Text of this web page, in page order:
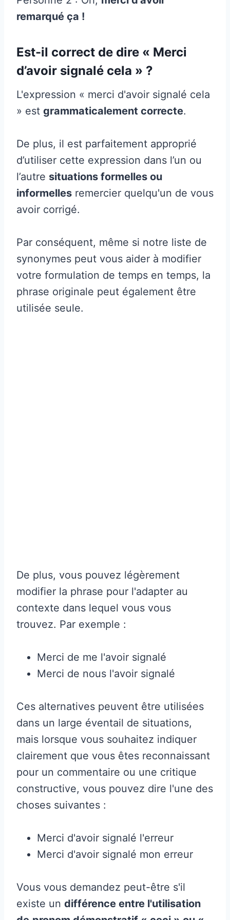
remarqué ça !
Est-il correct de dire « Merci
d’avoir signalé cela » ?
L'expression « merci d'avoir signalé cela
» est grammaticalement correcte.
De plus, il est parfaitement approprié
d’utiliser cette expression dans l’un ou
l’autre situations formelles ou
informelles remercier quelqu'un de vous
avoir corrigé.
Par conséquent, même si notre liste de
synonymes peut vous aider à modifier
votre formulation de temps en temps, la
phrase originale peut également être
utilisée seule.
De plus, vous pouvez légèrement
modifier la phrase pour l'adapter au
contexte dans lequel vous vous
trouvez. Par exemple :
Merci de me l'avoir signalé
Merci de nous l'avoir signalé
Ces alternatives peuvent être utilisées
dans un large éventail de situations,
mais lorsque vous souhaitez indiquer
clairement que vous êtes reconnaissant
pour un commentaire ou une critique
constructive, vous pouvez dire l'une des
choses suivantes :
Merci d'avoir signalé l'erreur
Merci d'avoir signalé mon erreur
Vous vous demandez peut-être s'il
existe un différence entre l'utilisation